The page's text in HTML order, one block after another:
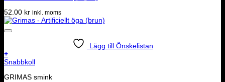
52.00 kr inkl. moms
Lägg till Önskelistan
+
Snabbkoll
GRIMAS smink